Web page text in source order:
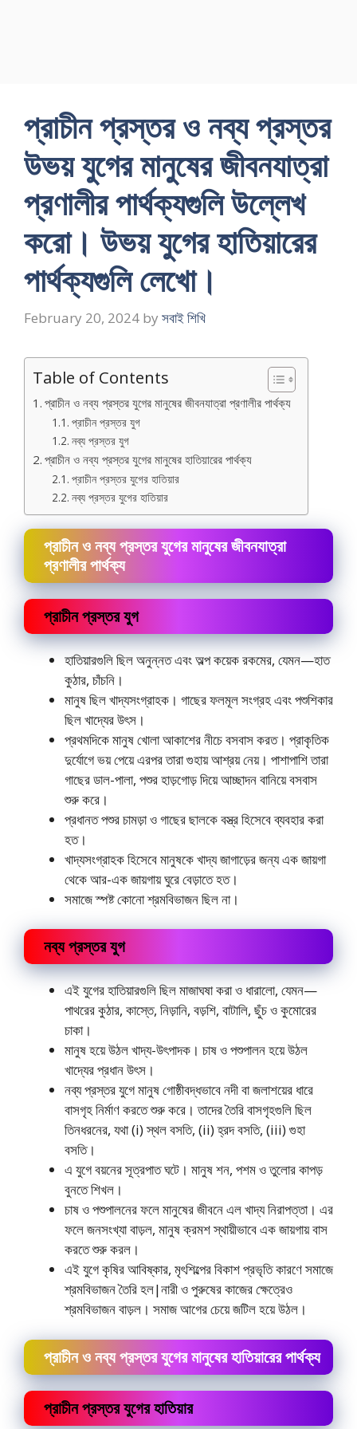
প্রাচীন প্রস্তর ও নব্য প্রস্তর
উভয় যুগের মানুষের জীবনযাত্রা
প্রণালীর পার্থক্যগুলি উল্লেখ
করাে। উভয় যুগের হাতিয়ারের
পার্থক্যগুলি লেখাে।
February 20, 2024 by সবাই শিখি
Table of Contents
প্রাচীন ও নব্য প্রস্তর যুগের মানুষের জীবনযাত্রা প্রণালীর পার্থক্য
প্রাচীন প্রস্তর যুগ
নব্য প্রস্তর যুগ
প্রাচীন ও নব্য প্রস্তর যুগের মানুষের হাতিয়ারের পার্থক্য
প্রাচীন প্রস্তর যুগের হাতিয়ার
নব্য প্রস্তর যুগের হাতিয়ার
প্রাচীন ও নব্য প্রস্তর যুগের মানুষের জীবনযাত্রা
প্রণালীর পার্থক্য
প্রাচীন প্রস্তর যুগ
হাতিয়ারগুলি ছিল অনুন্নত এবং অল্প কয়েক রকমের, যেমন—হাত
কুঠার, চাঁচনি।
মানুষ ছিল খাদ্যসংগ্রাহক। গাছের ফলমূল সংগ্রহ এবং পশুশিকার
ছিল খাদ্যের উৎস।
প্রথমদিকে মানুষ খােলা আকাশের নীচে বসবাস করত। প্রাকৃতিক
দুর্যোগে ভয় পেয়ে এরপর তারা গুহায় আশ্রয় নেয়। পাশাপাশি তারা
গাছের ডাল-পালা, পশুর হাড়গােড় দিয়ে আচ্ছাদন বানিয়ে বসবাস
শুরু করে।
প্রধানত পশুর চামড়া ও গাছের ছালকে বস্ত্র হিসেবে ব্যবহার করা
হত।
খাদ্যসংগ্রাহক হিসেবে মানুষকে খাদ্য জাগাড়ের জন্য এক জায়গা
থেকে আর-এক জায়গায় ঘুরে বেড়াতে হত।
সমাজে স্পষ্ট কোনাে শ্রমবিভাজন ছিল না।
নব্য প্রস্তর যুগ
এই যুগের হাতিয়ারগুলি ছিল মাজাঘষা করা ও ধারালাে, যেমন—
পাথরের কুঠার, কাস্তে, নিড়ানি, বড়শি, বাটালি, ছুঁচ ও কুমােরের
চাকা।
মানুষ হয়ে উঠল খাদ্য-উৎপাদক। চাষ ও পশুপালন হয়ে উঠল
খাদ্যের প্রধান উৎস।
নব্য প্রস্তর যুগে মানুষ গােষ্ঠীবদ্ধভাবে নদী বা জলাশয়ের ধারে
বাসগৃহ নির্মাণ করতে শুরু করে। তাদের তৈরি বাসগৃহগুলি ছিল
তিনধরনের, যথা (i) স্থল বসতি, (ii) হ্রদ বসতি, (iii) গুহা
বসতি।
এ যুগে বয়নের সূত্রপাত ঘটে। মানুষ শন, পশম ও তুলাের কাপড়
বুনতে শিখল।
চাষ ও পশুপালনের ফলে মানুষের জীবনে এল খাদ্য নিরাপত্তা। এর
ফলে জনসংখ্যা বাড়ল, মানুষ ক্রমশ স্থায়ীভাবে এক জায়গায় বাস
করতে শুরু করল।
এই যুগে কৃষির আবিষ্কার, মৃৎশিল্পের বিকাশ প্রভৃতি কারণে সমাজে
শ্রমবিভাজন তৈরি হল|নারী ও পুরুষের কাজের ক্ষেত্রেও
শ্রমবিভাজন বাড়ল। সমাজ আগের চেয়ে জটিল হয়ে উঠল।
প্রাচীন ও নব্য প্রস্তর যুগের মানুষের হাতিয়ারের পার্থক্য
প্রাচীন প্রস্তর যুগের হাতিয়ার